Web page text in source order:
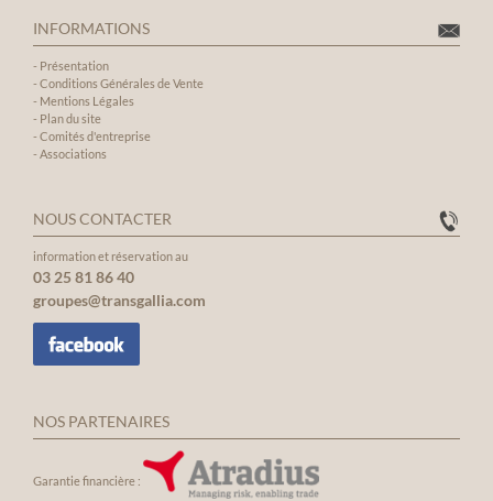
INFORMATIONS
- Présentation
- Conditions Générales de Vente
- Mentions Légales
- Plan du site
- Comités d'entreprise
- Associations
NOUS CONTACTER
information et réservation au
03 25 81 86 40
groupes@transgallia.com
NOS PARTENAIRES
Garantie financière :